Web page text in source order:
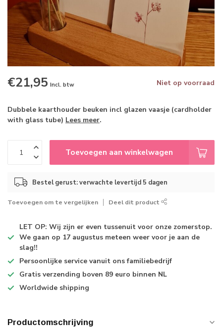
€21,95 Incl. btw Niet op voorraad
Dubbele kaarthouder beuken incl glazen vaasje (cardholder
with glass tube) Lees meer.
Toevoegen aan winkelwagen
Bestel gerust: verwachte levertijd 5 dagen
Toevoegen om te vergelijken Deel dit product
LET OP: Wij zijn er even tussenuit voor onze zomerstop.
We gaan op 17 augustus meteen weer voor je aan de
slag!!
Persoonlijke service vanuit ons familiebedrijf
Gratis verzending boven 89 euro binnen NL
Worldwide shipping
Productomschrijving